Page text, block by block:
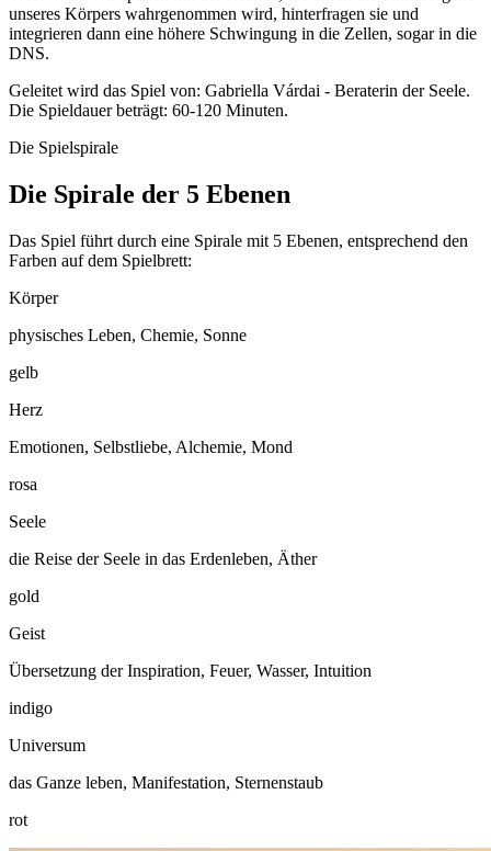
unseres Körpers wahrgenommen wird, hinterfragen sie und
integrieren dann eine höhere Schwingung in die Zellen, sogar in die
DNS.
Geleitet wird das Spiel von: Gabriella Várdai - Beraterin der Seele.
Die Spieldauer beträgt: 60-120 Minuten.
Die Spielspirale
Die Spirale der 5 Ebenen
Das Spiel führt durch eine Spirale mit 5 Ebenen, entsprechend den
Farben auf dem Spielbrett:
Körper
physisches Leben, Chemie, Sonne
gelb
Herz
Emotionen, Selbstliebe, Alchemie, Mond
rosa
Seele
die Reise der Seele in das Erdenleben, Äther
gold
Geist
Übersetzung der Inspiration, Feuer, Wasser, Intuition
indigo
Universum
das Ganze leben, Manifestation, Sternenstaub
rot